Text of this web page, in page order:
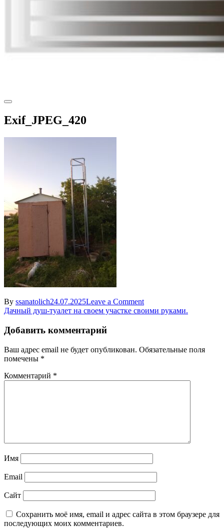
Exif_JPEG_420
By ssanatolich24.07.2025Leave a Commenton
Exif_JPEG_420
Навигация
по
записям
Дачный душ-туалет на своем участке своими руками.
Добавить комментарий
Ваш адрес email не будет опубликован. Обязательные поля
помечены *
Комментарий *
Имя
Email
Сайт
Сохранить моё имя, email и адрес сайта в этом браузере для
последующих моих комментариев.